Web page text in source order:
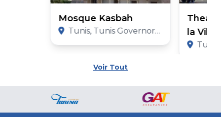
Mosque Kasbah
Tunis, Tunis Governorate
la Ville
Tunis,
Voir Tout